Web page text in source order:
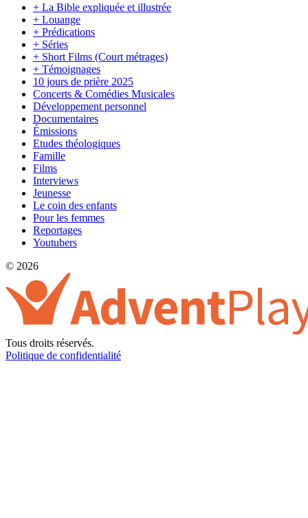
+ La Bible expliquée et illustrée
+ Louange
+ Prédications
+ Séries
+ Short Films (Court métrages)
+ Témoignages
10 jours de prière 2025
Concerts & Comédies Musicales
Développement personnel
Documentaires
Émissions
Etudes théologiques
Famille
Films
Interviews
Jeunesse
Le coin des enfants
Pour les femmes
Reportages
Youtubers
© 2026
Tous droits réservés.
Politique de confidentialité